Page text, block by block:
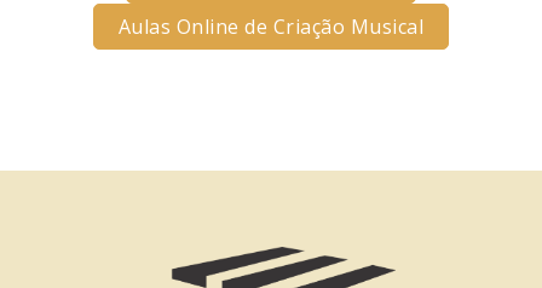
Aulas Online de Criação Musical